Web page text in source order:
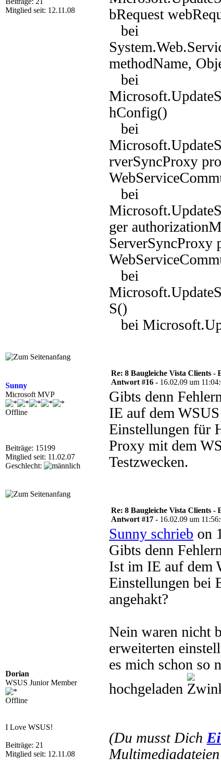
Mitglied seit: 12.11.08
bRequest
bei
methodName,
bei
hConfig()
bei
rverSyncProxy
bei
ger
ServerSyncProxy
bei
S()
bei
Sunny
Microsoft MVP
Offline
Beiträge: 15199
Mitglied seit: 11.02.07
Geschlecht:
Re: 8 Baugleiche Vista Clients
Antwort #16 - 16.02.09 um
Gibts denn
IE auf dem
Einstellungen für
Proxy mit dem
Testzwecken.
Dorian
WSUS Junior Member
Offline
I Love WSUS!
Beiträge: 21
Mitglied seit: 12.11.08
Re: 8 Baugleiche Vista Clients
Antwort #17 - 16.02.09 um
Sunny schrieb on
Gibts denn
Ist im IE auf dem
Einstellungen bei
angehakt?
Nein waren nicht
erweiterten
es mich schon so
hochgeladen
(Du musst Dich